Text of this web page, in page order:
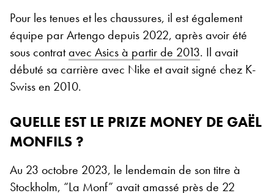
Pour les tenues et les chaussures, il est également
équipe par Artengo depuis 2022, après avoir été
sous contratavec Asics à partir de 2013. Il avait
débuté sa carrière avec Nike et avait signé chez K-
Swiss en 2010.
QUELLE EST LE PRIZE MONEY DE GAËL
MONFILS ?
Au 23 octobre 2023, le lendemain de son titre à
Stockholm, “La Monf” avait amassé près de 22